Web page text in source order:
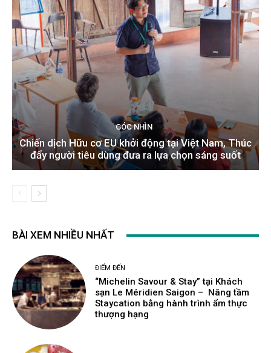
GÓC NHÌN
Chiến dịch Hữu cơ EU khởi động tại Việt Nam, Thúc
đẩy người tiêu dùng đưa ra lựa chọn sáng suốt
BÀI XEM NHIỀU NHẤT
ĐIỂM ĐẾN
“Michelin Savour & Stay” tại Khách
sạn Le Méridien Saigon – Nâng tầm
Staycation bằng hành trình ẩm thực
thượng hạng